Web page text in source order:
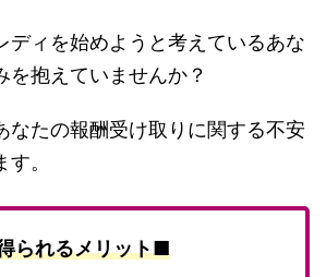
ディを始めようと考えているあな
を抱えていませんか？
なたの報酬受け取りに関する不安
。
られるメリット■